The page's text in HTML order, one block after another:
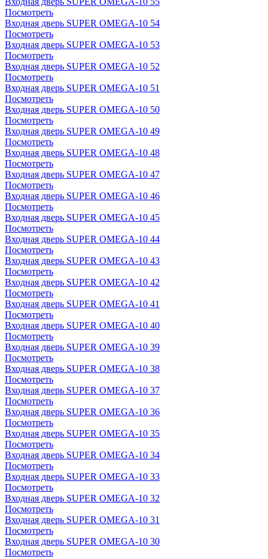
Посмотреть
Входная дверь SUPER OMEGA-10 54
Посмотреть
Входная дверь SUPER OMEGA-10 53
Посмотреть
Входная дверь SUPER OMEGA-10 52
Посмотреть
Входная дверь SUPER OMEGA-10 51
Посмотреть
Входная дверь SUPER OMEGA-10 50
Посмотреть
Входная дверь SUPER OMEGA-10 49
Посмотреть
Входная дверь SUPER OMEGA-10 48
Посмотреть
Входная дверь SUPER OMEGA-10 47
Посмотреть
Входная дверь SUPER OMEGA-10 46
Посмотреть
Входная дверь SUPER OMEGA-10 45
Посмотреть
Входная дверь SUPER OMEGA-10 44
Посмотреть
Входная дверь SUPER OMEGA-10 43
Посмотреть
Входная дверь SUPER OMEGA-10 42
Посмотреть
Входная дверь SUPER OMEGA-10 41
Посмотреть
Входная дверь SUPER OMEGA-10 40
Посмотреть
Входная дверь SUPER OMEGA-10 39
Посмотреть
Входная дверь SUPER OMEGA-10 38
Посмотреть
Входная дверь SUPER OMEGA-10 37
Посмотреть
Входная дверь SUPER OMEGA-10 36
Посмотреть
Входная дверь SUPER OMEGA-10 35
Посмотреть
Входная дверь SUPER OMEGA-10 34
Посмотреть
Входная дверь SUPER OMEGA-10 33
Посмотреть
Входная дверь SUPER OMEGA-10 32
Посмотреть
Входная дверь SUPER OMEGA-10 31
Посмотреть
Входная дверь SUPER OMEGA-10 30
Посмотреть